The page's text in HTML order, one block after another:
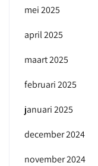
mei 2025
april 2025
maart 2025
februari 2025
januari 2025
december 2024
november 2024